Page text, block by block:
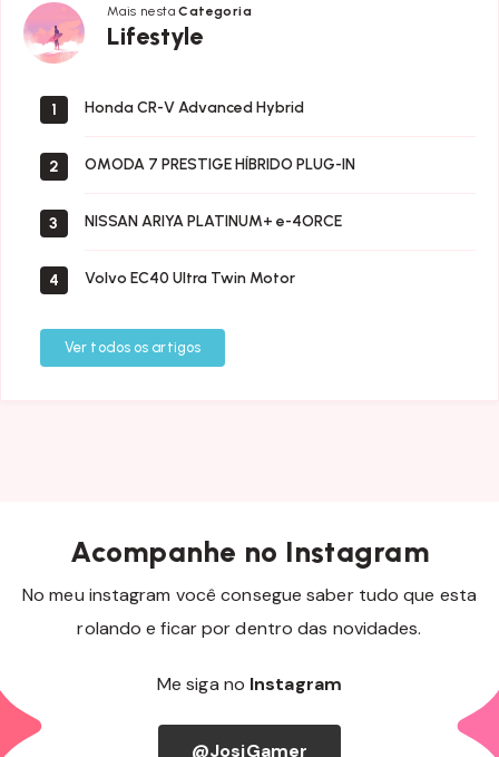
Mais nestaCategoria
Lifestyle
Lifestyle
1 Honda CR-V Advanced Hybrid
2 OMODA 7 PRESTIGE HÍBRIDO PLUG-IN
3 NISSAN ARIYA PLATINUM+ e-4ORCE
4 Volvo EC40 Ultra Twin Motor
Ver todos os artigos
Acompanhe no Instagram
No meu instagram você consegue saber tudo que esta
rolando e ficar por dentro das novidades.
Me siga no Instagram
@JosiGamer